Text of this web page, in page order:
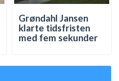
Grøndahl Jansen
klarte tidsfristen
med fem sekunder